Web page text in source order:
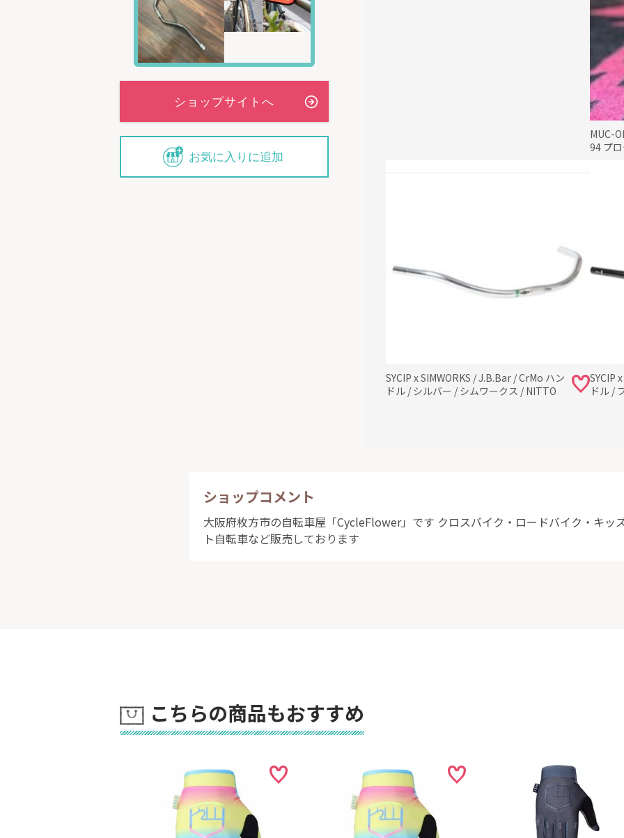
お気に入りに追加
MUC-
94 プ
SYCIP x SIMWORKS / J.B.Bar / CrMo ハン
ドル / シルバー / シムワークス / NITTO
SYCIP
ドル /
ショップコメント
大阪府枚方市の自転車屋「CycleFlower」です クロスバイク・ロードバイク・キッ
ト自転車など販売しております
こちらの商品もおすすめ